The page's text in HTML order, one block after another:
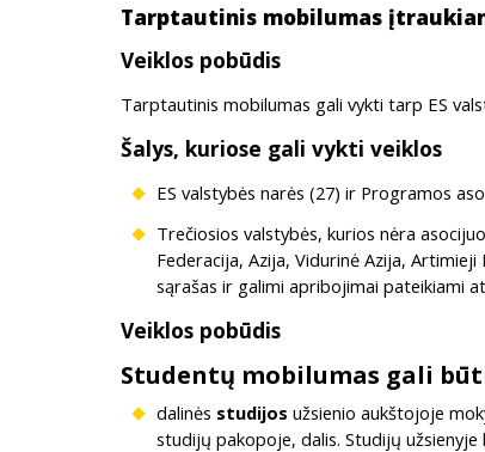
Tarptautinis mobilumas
Veiklos pobūdis
Tarptautinis mobilumas gali vykti tarp ES
Šalys, kuriose gali vykti veiklos
ES valstybės narės (27) ir Programos
Trečiosios valstybės, kurios nėra
Federacija, Azija, Vidurinė Azija,
sąrašas ir galimi apribojimai pateikiami
Veiklos pobūdis
Studentų mobilumas gali
dalinės studijos užsienio aukštojoje
studijų pakopoje, dalis. Studijų